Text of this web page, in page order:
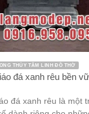
THỦY TÂM LINH ĐỒ THỜ
đá xanh rêu bền
đá xanh rêu là một